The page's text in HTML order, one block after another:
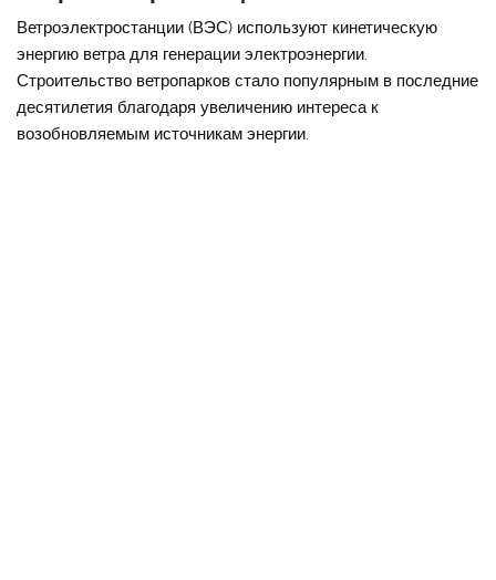
Ветроэлектростанции (ВЭС) используют кинетическую
энергию ветра для генерации электроэнергии.
Строительство ветропарков стало популярным в последние
десятилетия благодаря увеличению интереса к
возобновляемым источникам энергии.